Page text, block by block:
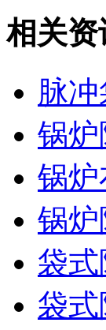
相关资
脉
锅
锅
锅
袋
袋